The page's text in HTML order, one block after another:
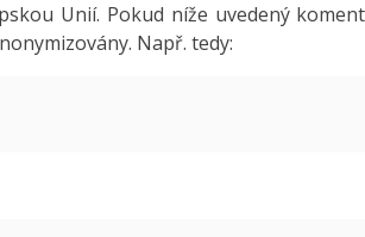
Unií. Pokud níže uvedený
Např. tedy: